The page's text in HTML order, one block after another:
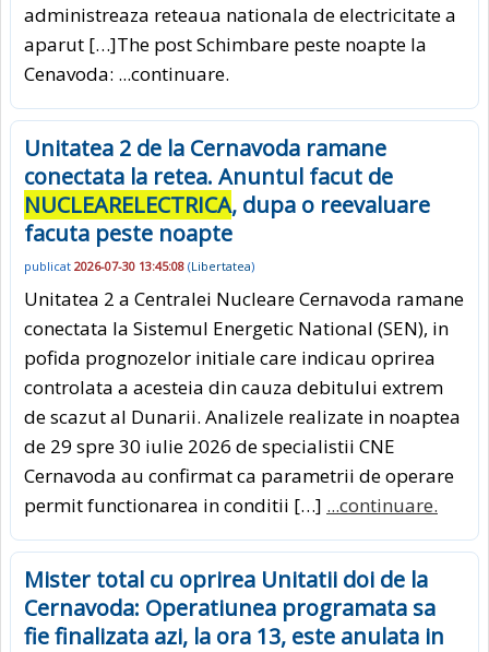
administreaza reteaua nationala de electricitate a
aparut […]The post Schimbare peste noapte la
Cenavoda: ...continuare.
Unitatea 2 de la Cernavoda ramane
conectata la retea. Anuntul facut de
NUCLEARELECTRICA, dupa o reevaluare
facuta peste noapte
publicat 2026-07-30 13:45:08 (Libertatea)
Unitatea 2 a Centralei Nucleare Cernavoda ramane
conectata la Sistemul Energetic National (SEN), in
pofida prognozelor initiale care indicau oprirea
controlata a acesteia din cauza debitului extrem
de scazut al Dunarii. Analizele realizate in noaptea
de 29 spre 30 iulie 2026 de specialistii CNE
Cernavoda au confirmat ca parametrii de operare
permit functionarea in conditii […] ...continuare.
Mister total cu oprirea Unitatii doi de la
Cernavoda: Operatiunea programata sa
fie finalizata azi, la ora 13, este anulata in